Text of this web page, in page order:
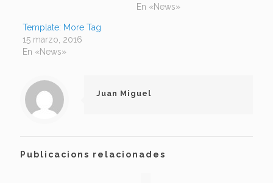
En «News»
Template: More Tag
15 marzo, 2016
En «News»
Juan Miguel
Publicacions relacionades